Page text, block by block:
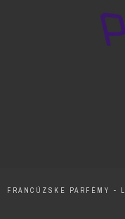
FRANCÚZSKE PARFÉMY -